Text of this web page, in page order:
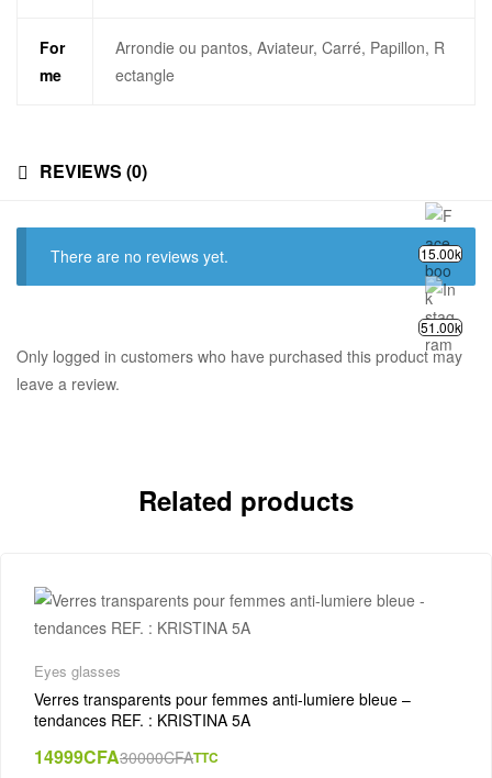
For
me
Arrondie ou pantos, Aviateur, Carré, Papillon, R
ectangle
REVIEWS (0)
There are no reviews yet.
Only logged in customers who have purchased this product may
leave a review.
Related products
Eyes glasses
Verres transparents pour femmes anti-lumiere bleue –
tendances REF. : KRISTINA 5A
30000CFA
14999CFA TTC
15.00k
51.00k